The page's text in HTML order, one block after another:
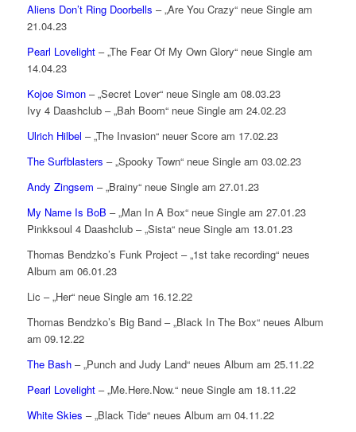
Aliens Don’t Ring Doorbells – „Are You Crazy“ neue Single am
21.04.23
Pearl Lovelight– „The Fear Of My Own Glory“ neue Single am
14.04.23
Kojoe Simon– „Secret Lover“ neue Single am 08.03.23
Ivy 4 Daashclub – „Bah Boom“ neue Single am 24.02.23
Ulrich Hilbel – „The Invasion“ neuer Score am 17.02.23
The Surfblasters – „Spooky Town“ neue Single am 03.02.23
Andy Zingsem – „Brainy“ neue Single am 27.01.23
My Name Is BoB – „Man In A Box“ neue Single am 27.01.23
Pinkksoul 4 Daashclub – „Sista“ neue Single am 13.01.23
Thomas Bendzko’s Funk Project – „1st take recording“ neues
Album am 06.01.23
Lic – „Her“ neue Single am 16.12.22
Thomas Bendzko’s Big Band – „Black In The Box“ neues Album
am 09.12.22
The Bash– „Punch and Judy Land“ neues Album am 25.11.22
Pearl Lovelight– „Me.Here.Now.“ neue Single am 18.11.22
White Skies – „Black Tide“ neues Album am 04.11.22